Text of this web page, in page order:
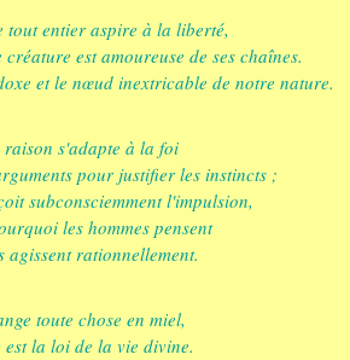
tout entier aspire à la liberté,
est amoureuse de ses chaînes.
et le nœud inextricable de notre nature.
raison s'adapte à la foi
pour justifier les instincts ;
subconsciemment l'impulsion,
les hommes pensent
agissent rationnellement.
toute chose en miel,
est la loi de la vie divine.